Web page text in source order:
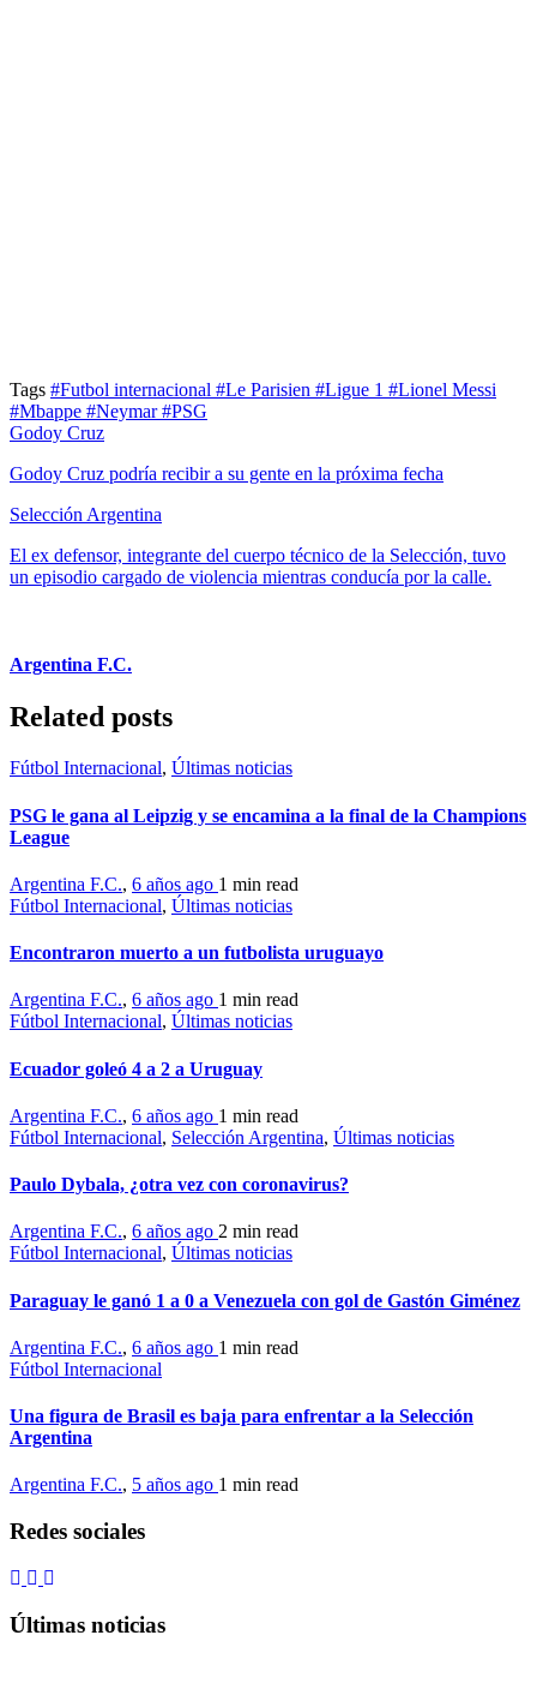
Tags #Futbol internacional #Le Parisien #Ligue 1 #Lionel Messi
#Mbappe #Neymar#PSG
Godoy Cruz
Godoy Cruz podría recibir a su gente en la próxima fecha
Selección Argentina
El ex defensor, integrante del cuerpo técnico de la Selección, tuvo
un episodio cargado de violencia mientras conducía por la calle.
Argentina F.C.
Related posts
Fútbol Internacional, Últimas noticias
PSG le gana al Leipzig y se encamina a la final de la Champions
League
Argentina F.C., 6 años ago 1 min read
Fútbol Internacional, Últimas noticias
Encontraron muerto a un futbolista uruguayo
Argentina F.C., 6 años ago 1 min read
Fútbol Internacional, Últimas noticias
Ecuador goleó 4 a 2 a Uruguay
Argentina F.C., 6 años ago 1 min read
Fútbol Internacional, Selección Argentina, Últimas noticias
Paulo Dybala, ¿otra vez con coronavirus?
Argentina F.C., 6 años ago 2 min read
Fútbol Internacional, Últimas noticias
Paraguay le ganó 1 a 0 a Venezuela con gol de Gastón Giménez
Argentina F.C., 6 años ago 1 min read
Fútbol Internacional
Una figura de Brasil es baja para enfrentar a la Selección
Argentina
Argentina F.C., 5 años ago 1 min read
Redes sociales
Últimas noticias